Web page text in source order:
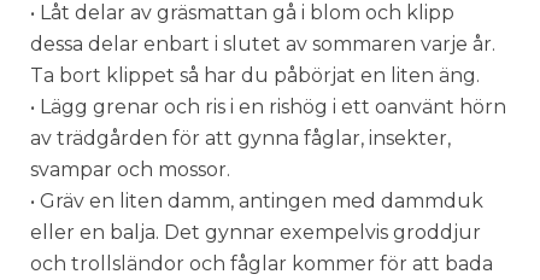
• Låt delar av gräsmattan gå i blom och klipp
dessa delar enbart i slutet av sommaren varje år.
Ta bort klippet så har du påbörjat en liten äng.
• Lägg grenar och ris i en rishög i ett oanvänt hörn
av trädgården för att gynna fåglar, insekter,
svampar och mossor.
• Gräv en liten damm, antingen med dammduk
eller en balja. Det gynnar exempelvis groddjur
och trollsländor och fåglar kommer för att bada